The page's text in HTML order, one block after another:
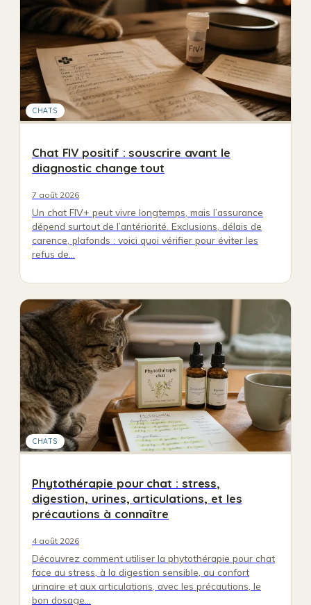
CHATS
Chat FIV positif : souscrire avant le
diagnostic change tout
7 août 2026
Un chat FIV+ peut vivre longtemps, mais l’assurance
dépend surtout de l’antériorité. Exclusions, délais de
carence, plafonds : voici quoi vérifier pour éviter les
refus de…
CHATS
Phytothérapie pour chat : stress,
digestion, urines, articulations, et les
précautions à connaître
4 août 2026
Découvrez comment utiliser la phytothérapie pour chat
face au stress, à la digestion sensible, au confort
urinaire et aux articulations, avec les précautions, le
bon dosage…